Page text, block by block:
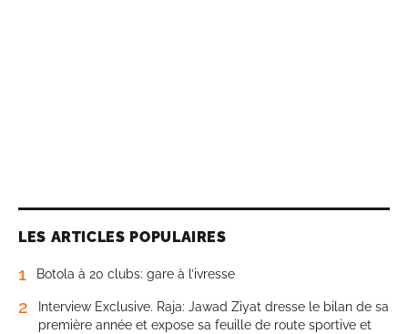
LES ARTICLES POPULAIRES
1 Botola à 20 clubs: gare à l’ivresse
2
Interview Exclusive. Raja: Jawad Ziyat dresse le bilan de sa
première année et expose sa feuille de route sportive et